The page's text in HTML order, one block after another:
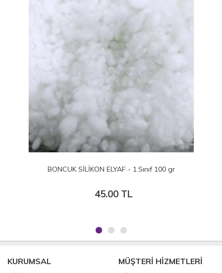
- 1.Sınıf 100 gr BONCUK SİLİKON ELYAF -
KURUMSAL MÜŞTERİ HİZMETLERİ